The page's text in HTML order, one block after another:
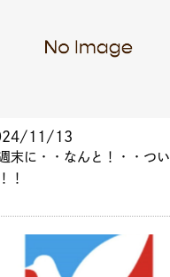
11/13
末に・・なんと！・・つい
！